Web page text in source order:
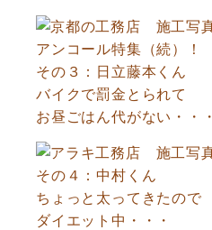
アンコール特集（続）！
その３：日立藤本くん
バイクで罰金とられて
お昼ごはん代がない・・・
その４：中村くん
ちょっと太ってきたので
ダイエット中・・・